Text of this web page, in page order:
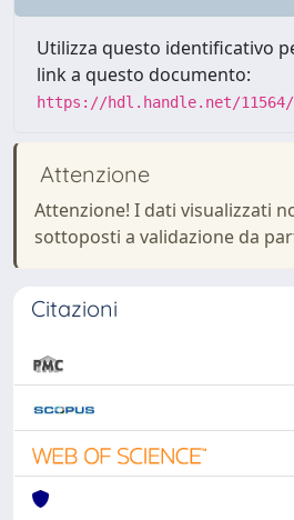
Utilizza questo identificativo
link a questo documento:
https://hdl.handle.net/11564/
Attenzione
Attenzione! I dati visualizzati
sottoposti a validazione da
Citazioni